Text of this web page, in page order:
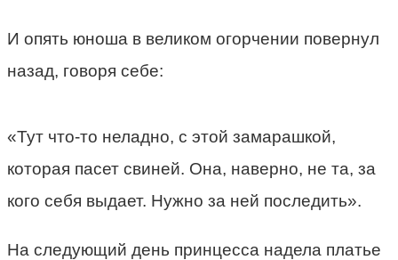
И опять юноша в великом огорчении повернул
назад, говоря себе:
«Тут что-то неладно, с этой замарашкой,
которая пасет свиней. Она, наверно, не та, за
кого себя выдает. Нужно за ней последить».
На следующий день принцесса надела платье